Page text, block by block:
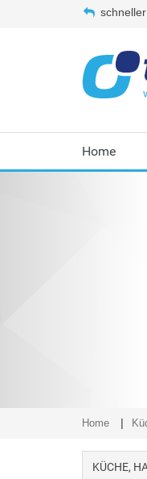
Home
Home
KÜCHE,